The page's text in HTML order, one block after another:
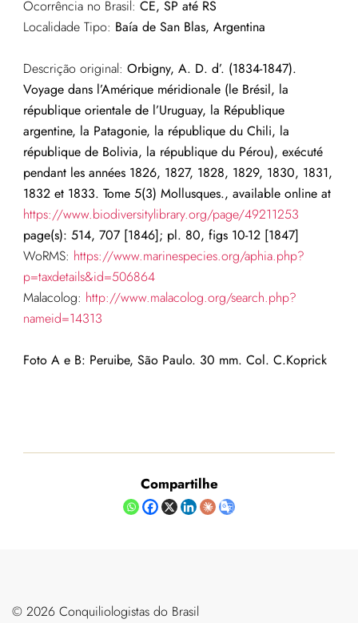
Ocorrência no Brasil: CE, SP até RS
Localidade Tipo: Baía de San Blas, Argentina
Descrição original: Orbigny, A. D. d’. (1834-1847).
Voyage dans l’Amérique méridionale (le Brésil, la
république orientale de l’Uruguay, la République
argentine, la Patagonie, la république du Chili, la
république de Bolivia, la république du Pérou), exécuté
pendant les années 1826, 1827, 1828, 1829, 1830, 1831,
1832 et 1833. Tome 5(3) Mollusques., available online at
https://www.biodiversitylibrary.org/page/49211253
page(s): 514, 707 [1846]; pl. 80, figs 10-12 [1847]
WoRMS: https://www.marinespecies.org/aphia.php?
p=taxdetails&id=506864
Malacolog: http://www.malacolog.org/search.php?
nameid=14313
Foto A e B: Peruibe, São Paulo. 30 mm. Col. C.Koprick
Compartilhe
©️ 2026 Conquiliologistas do Brasil